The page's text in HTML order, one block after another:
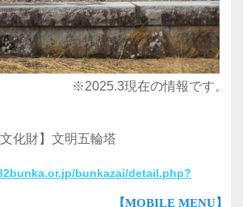
※2025.3現在の情報です。
化財】文明五輪塔
bunkazai/detail.php?
【MOBILE MENU】